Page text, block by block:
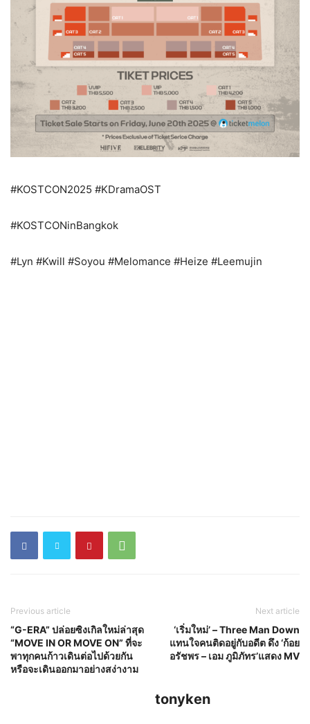
#KOSTCON2025 #KDramaOST
#KOSTCONinBangkok
#Lyn #Kwill #Soyou #Melomance #Heize #Leemujin
Previous article
“G-ERA” ปล่อยซิงเกิลใหม่ล่าสุด
“MOVE IN OR MOVE ON” ที่จะ
พาทุกคนก้าวเดินต่อไปด้วยกัน
หรือจะเดินออกมาอย่างสง่างาม
Next article
‘เริ่มใหม่’ – Three Man Down
แทนใจคนติดอยู่กับอดีต ดึง ‘ก้อย
อรัชพร – เอม ภูมิภัทร’แสดง MV
tonyken